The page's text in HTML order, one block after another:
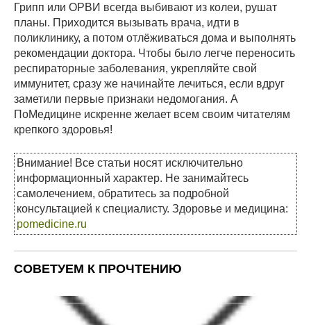
Грипп или ОРВИ всегда выбивают из колеи, рушат
планы. Приходится вызывать врача, идти в
поликлинику, а потом отлёживаться дома и выполнять
рекомендации доктора. Чтобы было легче переносить
респираторные заболевания, укрепляйте свой
иммунитет, сразу же начинайте лечиться, если вдруг
заметили первые признаки недомогания. А
ПоМедицине искренне желает всем своим читателям
крепкого здоровья!
Внимание! Все статьи носят исключительно
информационный характер. Не занимайтесь
самолечением, обратитесь за подробной
консультацией к специалисту. Здоровье и медицина:
pomedicine.ru
СОВЕТУЕМ К ПРОЧТЕНИЮ